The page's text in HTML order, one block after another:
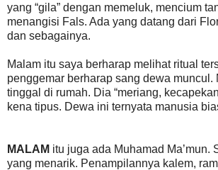
yang “gila” dengan memeluk, mencium
menangisi Fals. Ada yang datang dari
dan sebagainya.
Malam itu saya berharap melihat ritual
penggemar berharap sang dewa muncul.
tinggal di rumah. Dia “meriang,
kena tipus. Dewa ini ternyata manusia
MALAM itu juga ada Muhamad Ma’mun.
yang menarik. Penampilannya kalem,